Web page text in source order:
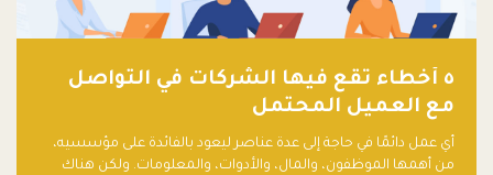
٥ أخطاء تقع فيها الشركات في التواصل
مع العميل المحتمل
أي عمل دائمًا في حاجة إلى عدة عناصر ليعود بالفائدة على مؤسسيه،
من أهمها الموظفون، والمال، والأدوات، والمعلومات. ولكن هناك